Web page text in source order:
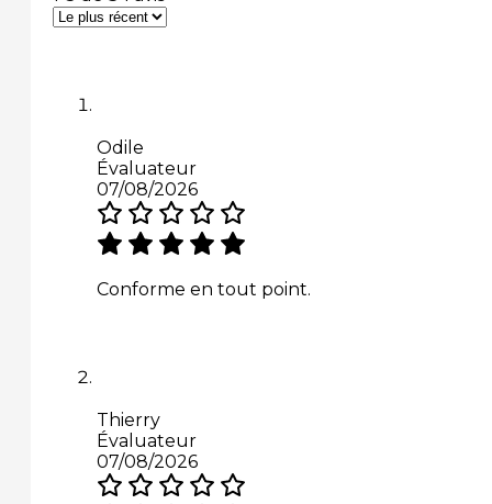
Odile
Évaluateur
07/08/2026
Conforme en tout point.
Thierry
Évaluateur
07/08/2026